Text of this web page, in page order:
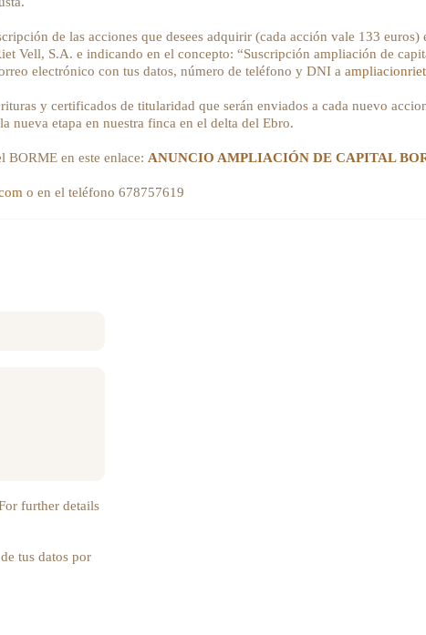
de las acciones que desees adquirir (cada acción vale 133 euros)
Vell, S.A. e indicando en el concepto: “Suscripción ampliación de
electrónico con tus datos, número de teléfono y DNI a
y certificados de titularidad que serán enviados a cada nuevo
nueva etapa en nuestra finca en el delta del Ebro.
BORME en este enlace: ANUNCIO AMPLIACIÓN DE CAPITAL
o en el teléfono 678757619
further details
tus datos por